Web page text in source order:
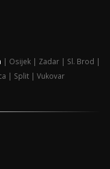
| Osijek | Zadar | Sl. Brod |
| Split | Vukovar